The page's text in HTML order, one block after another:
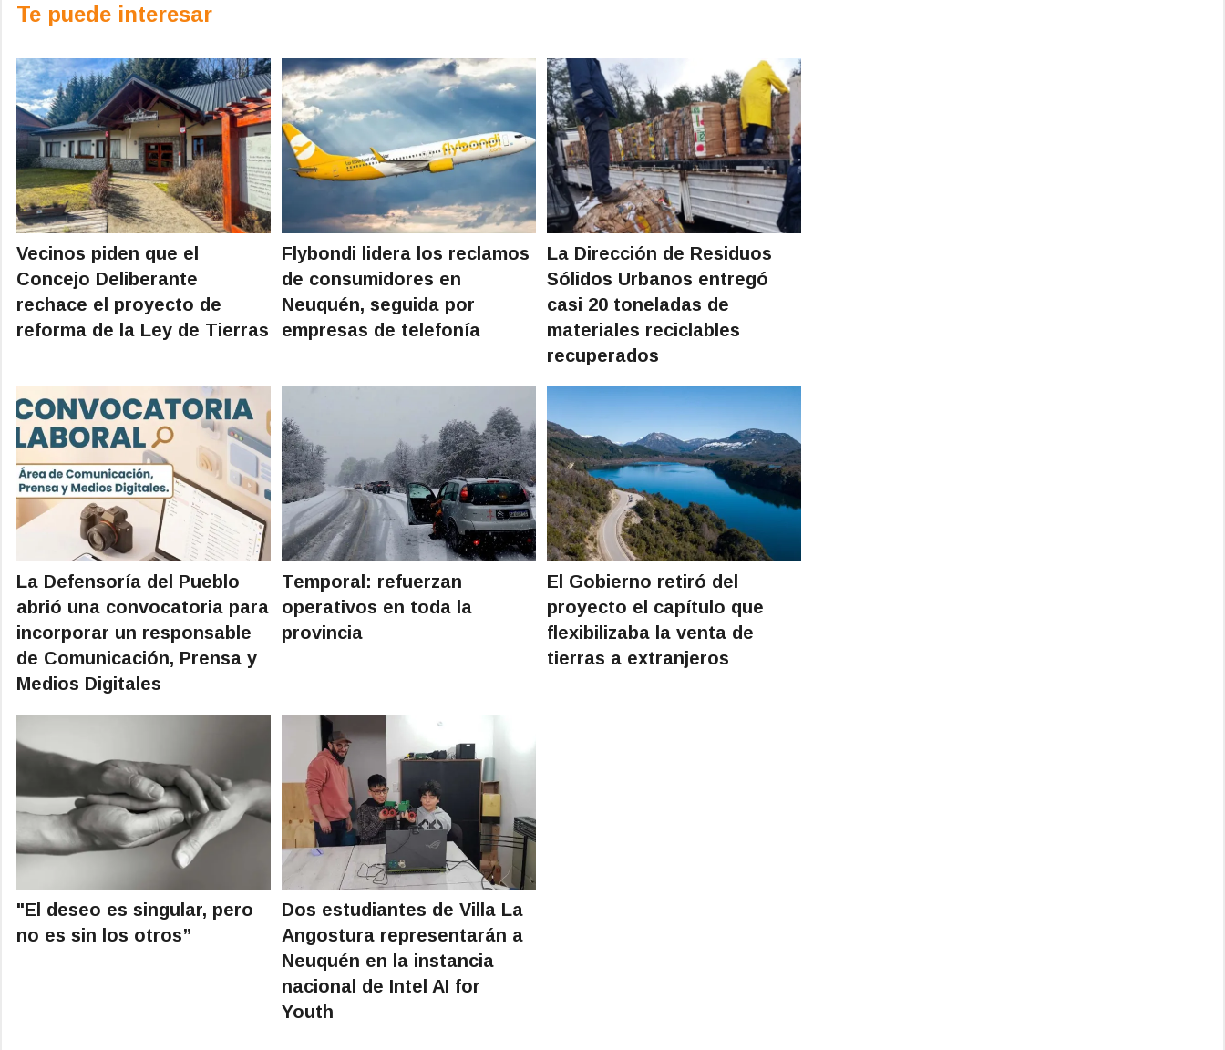
Te puede interesar
Vecinos piden que el
Concejo Deliberante
rechace el proyecto de
reforma de la Ley de Tierras
Flybondi lidera los reclamos
de consumidores en
Neuquén, seguida por
empresas de telefonía
La Dirección de Residuos
Sólidos Urbanos entregó
casi 20 toneladas de
materiales reciclables
recuperados
La Defensoría del Pueblo
abrió una convocatoria para
incorporar un responsable
de Comunicación, Prensa y
Medios Digitales
Temporal: refuerzan
operativos en toda la
provincia
El Gobierno retiró del
proyecto el capítulo que
flexibilizaba la venta de
tierras a extranjeros
"El deseo es singular, pero
no es sin los otros”
Dos estudiantes de Villa La
Angostura representarán a
Neuquén en la instancia
nacional de Intel AI for
Youth